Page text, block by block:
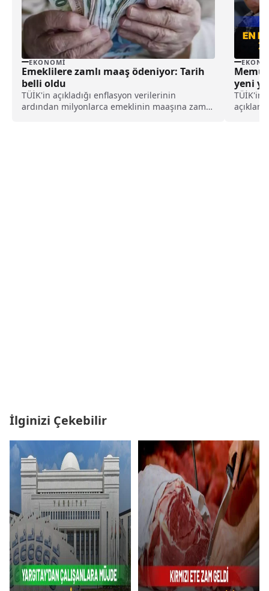
EKONOMI
Emeklilere zamlı maaş ödeniyor: Tarih
belli oldu
TÜİK'in açıkladığı enflasyon verilerinin
ardından milyonlarca emeklinin maaşına zam
yeni
çıktı
TÜİK'in
İlginizi Çekebilir